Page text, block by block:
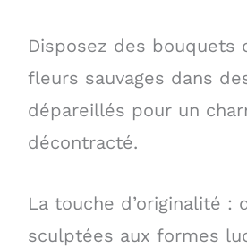
Disposez des bouquets
fleurs sauvages dans
dépareillés pour un
décontracté.
La touche d’originalité :
sculptées aux formes